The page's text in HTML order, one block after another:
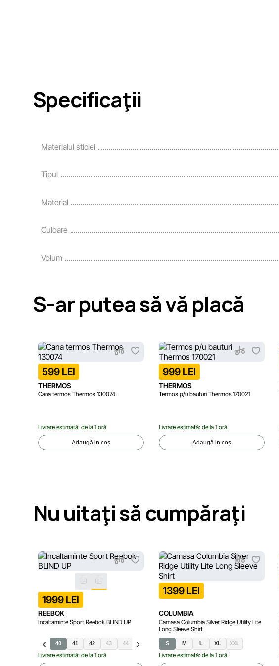
Specificaţii
Materialul sticlei
Tipul
Material
Culoare
Volum
S-ar putea să vă placă
599 LEI
THERMOS
Cana termos Thermos 130074
Livrare estimată: de la 1 oră
Adaugă in coș
999 LEI
THERMOS
Termos p/u bauturi Thermos 170021
Livrare estimată: de la 1 oră
Adaugă in coș
Nu uitaţi să cumpăraţi
1999 LEI
REEBOK
Incaltaminte Sport Reebok BLIND UP
40 41 42 43 44
Livrare estimată: de la 1 oră
1399 LEI
COLUMBIA
Camasa Columbia Silver Ridge Utility Lite
Long Sleeve Shirt
S M L XL XXL
Livrare estimată: de la 1 oră